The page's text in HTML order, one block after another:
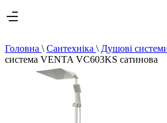
Головна \ Сантехніка \ Душові
система VENTA VC603KS сатинова